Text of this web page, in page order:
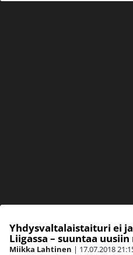
Yhdysvaltalaistaituri ei
Liigassa – suuntaa
Miikka Lahtinen | 17.07.2018